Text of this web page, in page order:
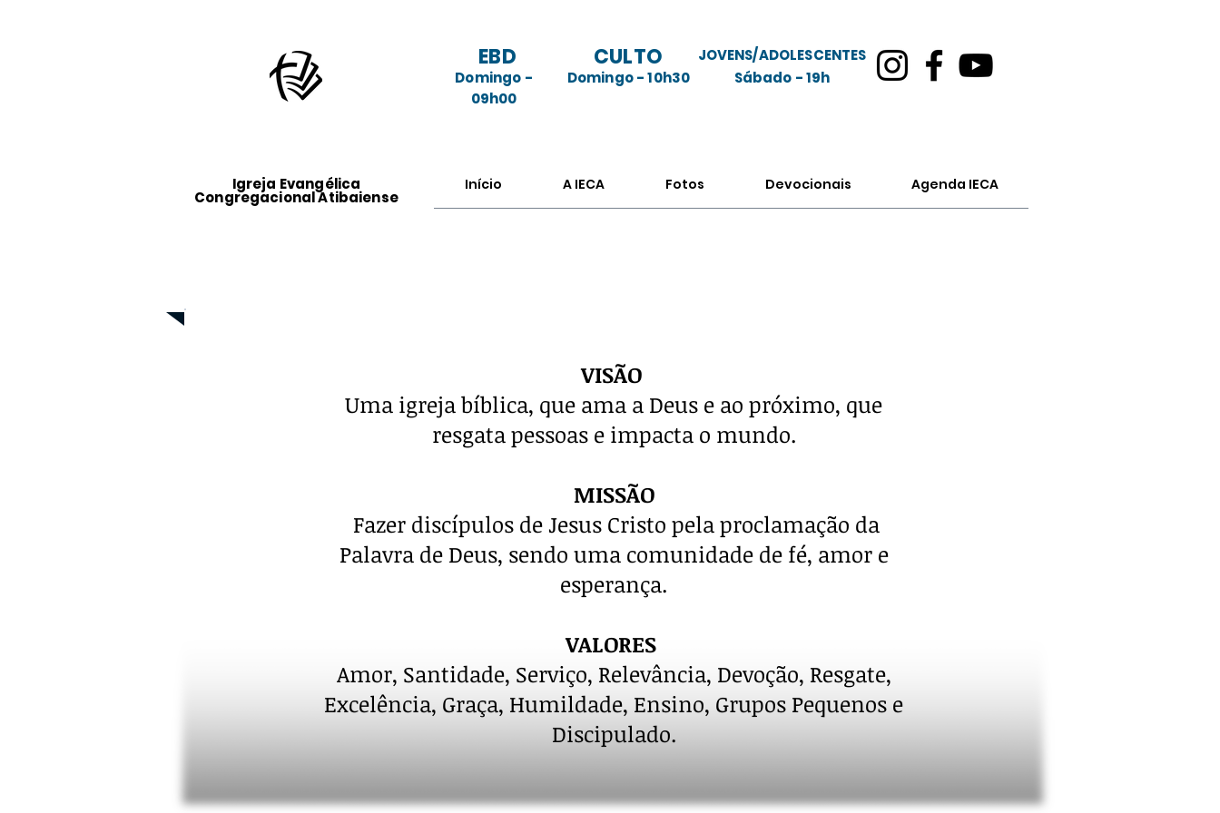
Igreja Evangélica
Congregacional Atibaiense
EBD
Domingo -
09h00
CULTO
Domingo - 10h30
JOVENS/ADOLESCENTES
Sábado - 19h
Início A IECA Fotos Devocionais Agenda IECA
VISÃO
Uma igreja bíblica, que ama a Deus e ao próximo, que
resgata pessoas e impacta o mundo.
MISSÃO
Fazer discípulos de Jesus Cristo pela proclamação da
Palavra de Deus, sendo uma comunidade de fé, amor e
esperança.
VALORES
Amor, Santidade, Serviço, Relevância, Devoção, Resgate,
Excelência, Graça, Humildade, Ensino, Grupos Pequenos e
Discipulado.